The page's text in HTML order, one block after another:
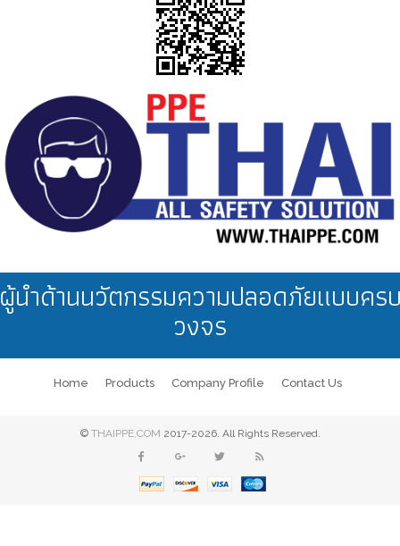
นำด้านนวัตกรรมความปลอดภัยแบบคร
วงจร
Home Products Company Profile Contact Us
© THAIPPE.COM 2017-2026. All Rights Reserved.